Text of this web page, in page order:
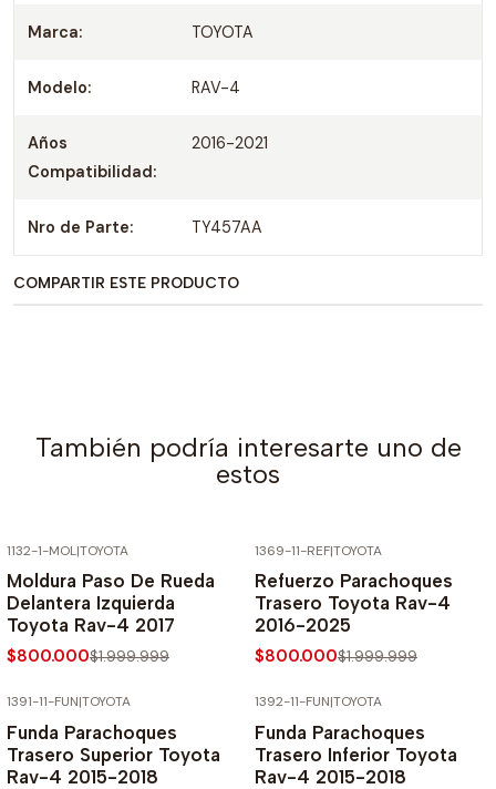
Marca: TOYOTA
Modelo: RAV-4
Años
Compatibilidad:
2016-2021
Nro de Parte: TY457AA
COMPARTIR ESTE PRODUCTO
También podría interesarte uno de
estos
1132-1-MOL|TOYOTA
Moldura Paso De Rueda
Delantera Izquierda
Toyota Rav-4 2017
$800.000$1.999.999
1369-11-REF|TOYOTA
Refuerzo Parachoques
Trasero Toyota Rav-4
2016-2025
$800.000$1.999.999
1391-11-FUN|TOYOTA
Funda Parachoques
Trasero Superior Toyota
Rav-4 2015-2018
1392-11-FUN|TOYOTA
Funda Parachoques
Trasero Inferior Toyota
Rav-4 2015-2018